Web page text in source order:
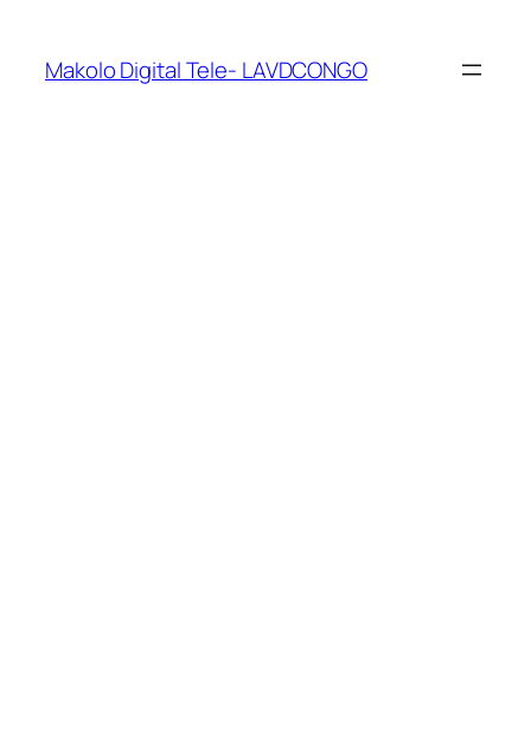
Makolo Digital Tele- LAVDCONGO